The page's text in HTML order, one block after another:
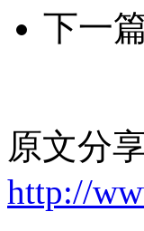
下一
原文分
http://